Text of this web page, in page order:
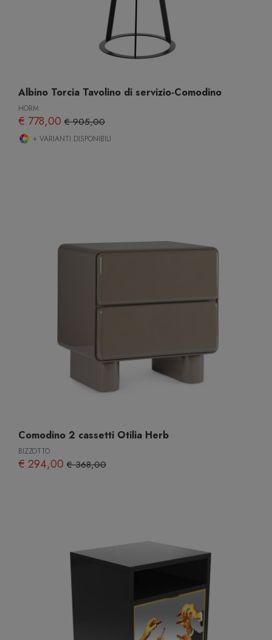
Albino Torcia Tavolino di servizio-Comodino
HORM
€ 778,00 € 905,00
+ VARIANTI DISPONIBILI
Comodino 2 cassetti Otilia Herb
BIZZOTTO
€ 294,00 € 368,00